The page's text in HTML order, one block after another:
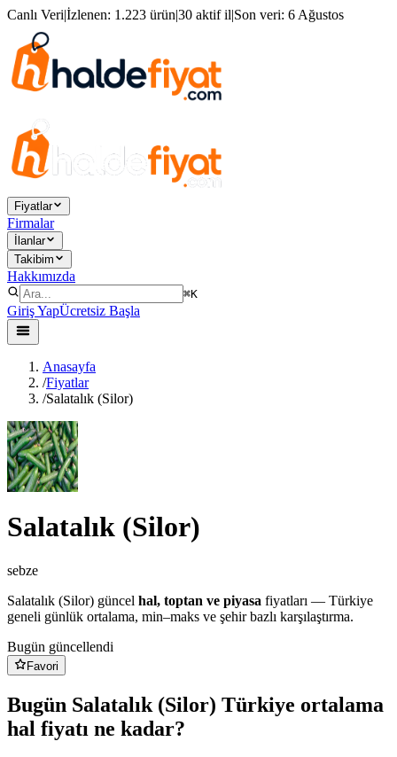
Canlı Veri|İzlenen: 1.223 ürün|30 aktif il|Son veri: 6 Ağustos
Fiyatlar
Firmalar
İlanlar
Takibim
Hakkımızda
⌘K
Giriş YapÜcretsiz Başla
Anasayfa
/Fiyatlar
/Salatalık (Silor)
Salatalık (Silor)
sebze
Salatalık (Silor) güncel hal, toptan ve piyasa fiyatları — Türkiye
geneli günlük ortalama, min–maks ve şehir bazlı karşılaştırma.
Bugün güncellendi
Favori
Bugün Salatalık (Silor) Türkiye ortalama
hal fiyatı ne kadar?